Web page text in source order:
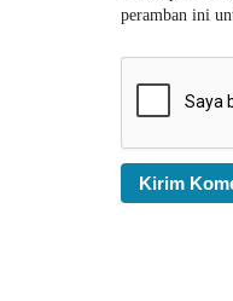
peramban ini